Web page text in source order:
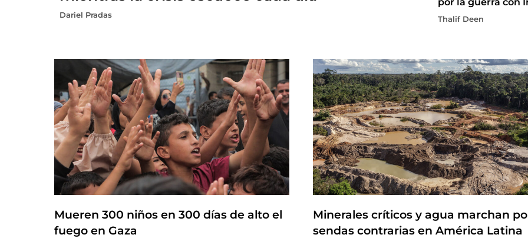
Dariel Pradas Thalif Deen
Mueren 300 niños en 300 días de alto el
fuego en Gaza
Minerales críticos y agua marchan
sendas contrarias en América Latina